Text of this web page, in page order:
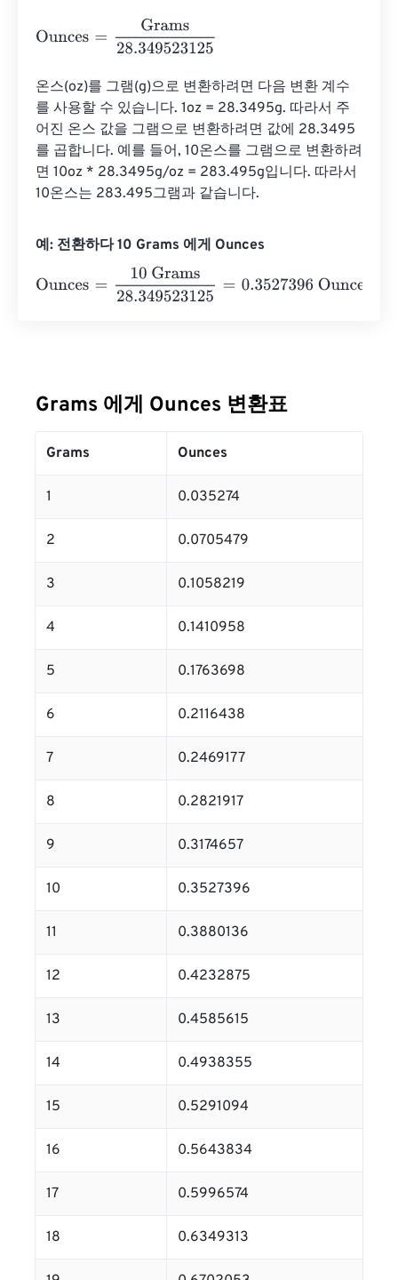
Ounces 28.349523125
온스(oz)를 그램(g)으로 변환하려면 다음 변환 계수
를 사용할 수 있습니다. 1oz = 28.3495g. 따라서 주
어진 온스 값을 그램으로 변환하려면 값에 28.3495
를 곱합니다. 예를 들어, 10온스를 그램으로 변환하려
면 10oz * 28.3495g/oz = 283.495g입니다. 따라서
10온스는 283.495그램과 같습니다.
예: 전환하다 10 Grams 에게 Ounces
Ounces
10 Grams28.349523125 =0.3527396
Grams 에게 Ounces 변환표
Grams Ounces
1 0.035274
2 0.0705479
3 0.1058219
4 0.1410958
5 0.1763698
6 0.2116438
7 0.2469177
8 0.2821917
9 0.3174657
10 0.3527396
11 0.3880136
12 0.4232875
13 0.4585615
14 0.4938355
15 0.5291094
16 0.5643834
17 0.5996574
18 0.6349313